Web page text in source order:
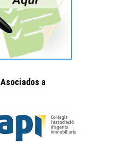
Asociados a